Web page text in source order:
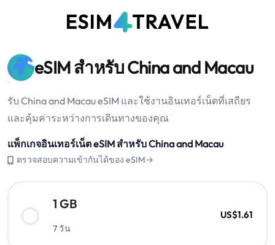
eSIM สำหรับ China and Macau
รับ China and Macau eSIM และใช้งานอินเทอร์เน็ตที่เสถียร
และคุ้มค่าระหว่างการเดินทางของคุณ
แพ็กเกจอินเทอร์เน็ต eSIM สำหรับ China and Macau
ตรวจสอบความเข้ากันได้ของ eSIM→
1 GB
7 วัน
US$1.61